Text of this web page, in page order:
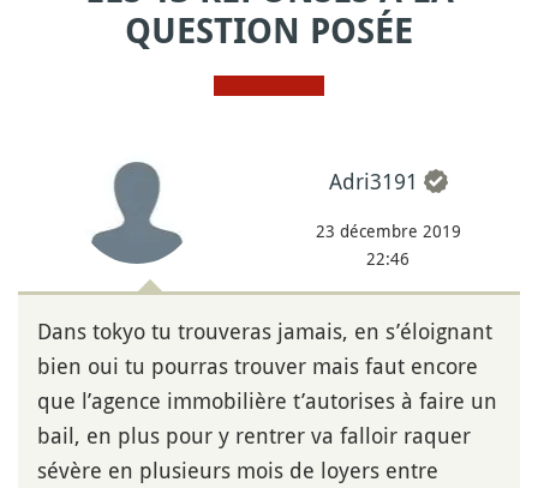
QUESTION POSÉE
Adri3191
23 décembre 2019
22:46
Dans tokyo tu trouveras jamais, en s’éloignant
bien oui tu pourras trouver mais faut encore
que l’agence immobilière t’autorises à faire un
bail, en plus pour y rentrer va falloir raquer
sévère en plusieurs mois de loyers entre